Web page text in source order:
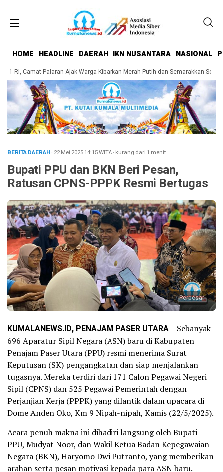
HOME HEADLINE DAERAH IKN NUSANTARA NASIONAL
RI, Camat Palaran Ajak Warga Kibarkan Merah Putih dan Semarakkan
BERITA DAERAH· 22 Mei 202514:15WITA· kurang dari 1 menit
Bupati PPU dan BKN Beri Pesan,
Ratusan CPNS-PPPK Resmi Bertugas
Perbesar
KUMALANEWS.ID, PENAJAM PASER UTARA– Sebanyak
696 Aparatur Sipil Negara (ASN) baru di Kabupaten
Penajam Paser Utara (PPU) resmi menerima Surat
Keputusan (SK) pengangkatan dan siap menjalankan
tugasnya. Mereka terdiri dari 171 Calon Pegawai Negeri
Sipil (CPNS) dan 525 Pegawai Pemerintah dengan
Perjanjian Kerja (PPPK) yang dilantik dalam upacara di
Dome Anden Oko, Km 9 Nipah-nipah, Kamis (22/5/2025).
Acara penuh makna ini dihadiri langsung oleh Bupati
PPU, Mudyat Noor, dan Wakil Ketua Badan Kepegawaian
Negara (BKN), Haryomo Dwi Putranto, yang memberikan
arahan serta pesan motivasi kepada para ASN baru.